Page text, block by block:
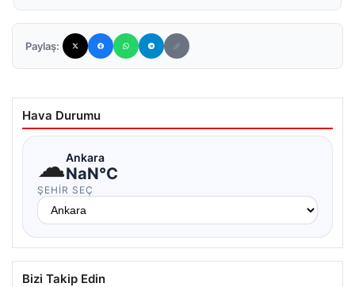
Paylaş:
Hava Durumu
☁Ankara
NaN°C
ŞEHIR SEÇ
Bizi Takip Edin